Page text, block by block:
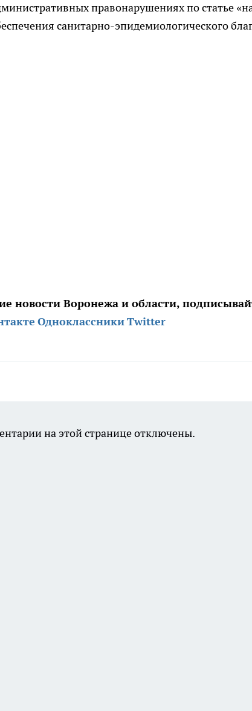
правонарушениях по статье
санитарно-эпидемиологического
новости Воронежа и области,
ОдноклассникиTwitter
на этой странице отключены.